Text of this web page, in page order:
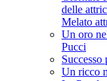
delle
Melato
Un oro
Pucci
Un ricco